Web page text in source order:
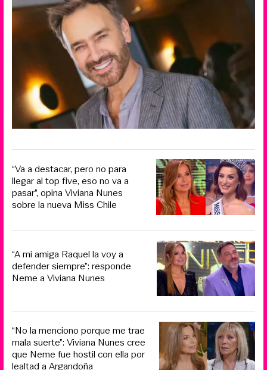
“Va a destacar, pero no para
llegar al top five, eso no va a
pasar”, opina Viviana Nunes
sobre la nueva Miss Chile
“A mi amiga Raquel la voy a
defender siempre”: responde
Neme a Viviana Nunes
“No la menciono porque me trae
mala suerte”: Viviana Nunes cree
que Neme fue hostil con ella por
lealtad a Argandoña